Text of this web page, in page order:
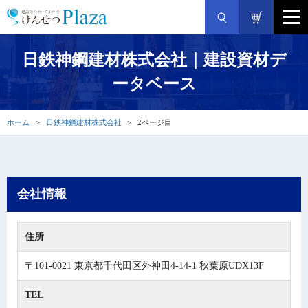
日鉄神鋼建材株式会社｜建設資材デ
ータベース
ホーム 日鉄神鋼建材株式会社 2ページ目
会社情報
住所
〒101-0021 東京都千代田区外神田4-14-1 秋葉原UDX13F
TEL